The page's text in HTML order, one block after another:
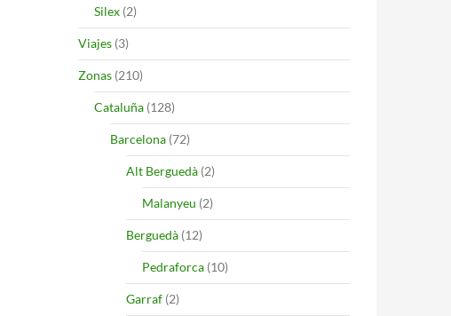
Silex (2)
Viajes (3)
Zonas (210)
Cataluña (128)
Barcelona (72)
Alt Berguedà (2)
Malanyeu (2)
Berguedà (12)
Pedraforca (10)
Garraf (2)